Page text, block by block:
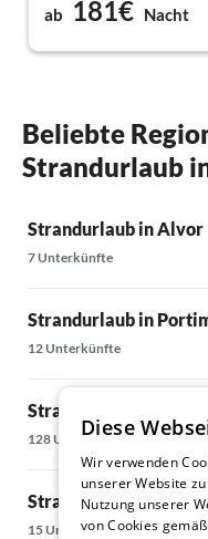
ab 181€ Nacht
Beliebte
Strandurlaub
Strandurlaub in Alvor
7 Unterkünfte
Strandurlaub in
12 Unterkünfte
Strandurlaub in
128 Unterkünfte
Strandurlaub in
15 Unterkünfte
Diese
Wir verwenden
unserer Website
Nutzung unserer
von Cookies